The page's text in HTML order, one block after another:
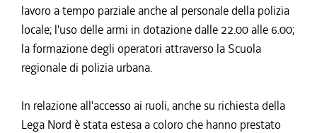
lavoro a tempo parziale anche al personale della polizia
locale; l'uso delle armi in dotazione dalle 22.00 alle 6.00;
la formazione degli operatori attraverso la Scuola
regionale di polizia urbana.
In relazione all'accesso ai ruoli, anche su richiesta della
Lega Nord è stata estesa a coloro che hanno prestato